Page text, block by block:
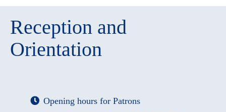
Reception and
Orientation
Opening hours for Patrons